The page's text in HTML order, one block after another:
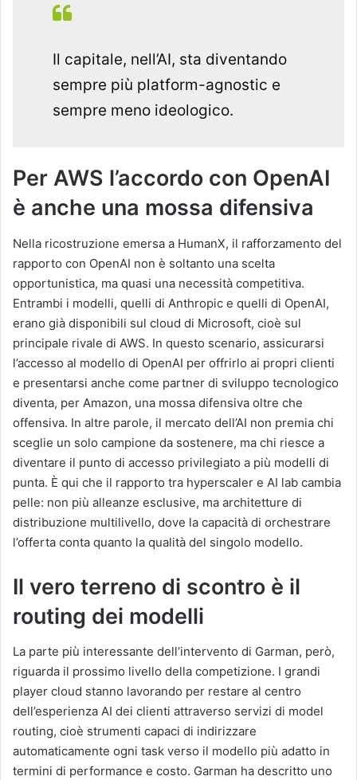
Il capitale, nell’AI, sta diventando
sempre più platform-agnostic e
sempre meno ideologico.
Per AWS l’accordo con OpenAI
è anche una mossa difensiva
Nella ricostruzione emersa a HumanX, il rafforzamento del
rapporto con OpenAI non è soltanto una scelta
opportunistica, ma quasi una necessità competitiva.
Entrambi i modelli, quelli di Anthropic e quelli di OpenAI,
erano già disponibili sul cloud di Microsoft, cioè sul
principale rivale di AWS. In questo scenario, assicurarsi
l’accesso al modello di OpenAI per offrirlo ai propri clienti
e presentarsi anche come partner di sviluppo tecnologico
diventa, per Amazon, una mossa difensiva oltre che
offensiva. In altre parole, il mercato dell’AI non premia chi
sceglie un solo campione da sostenere, ma chi riesce a
diventare il punto di accesso privilegiato a più modelli di
punta. È qui che il rapporto tra hyperscaler e AI lab cambia
pelle: non più alleanze esclusive, ma architetture di
distribuzione multilivello, dove la capacità di orchestrare
l’offerta conta quanto la qualità del singolo modello.
Il vero terreno di scontro è il
routing dei modelli
La parte più interessante dell’intervento di Garman, però,
riguarda il prossimo livello della competizione. I grandi
player cloud stanno lavorando per restare al centro
dell’esperienza AI dei clienti attraverso servizi di model
routing, cioè strumenti capaci di indirizzare
automaticamente ogni task verso il modello più adatto in
termini di performance e costo. Garman ha descritto uno